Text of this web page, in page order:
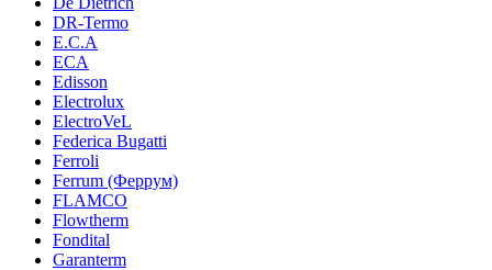
DR-Termo
E.C.A
ECA
Edisson
Electrolux
ElectroVeL
Federica Bugatti
Ferroli
Ferrum (Феррум)
FLAMCO
Flowtherm
Fondital
Garanterm